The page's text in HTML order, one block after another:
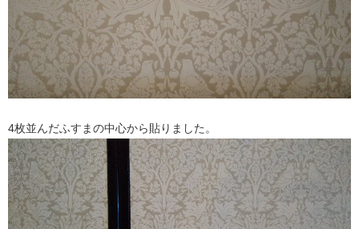
4枚並んだふすまの中心から貼りました。